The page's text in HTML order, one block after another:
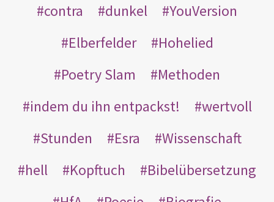
contra
dunkel
YouVersion
Elberfelder
Hohelied
Poetry Slam
Methoden
indem du ihn entpackst!
wertvoll
Stunden
Esra
Wissenschaft
hell
Kopftuch
Bibelübersetzung